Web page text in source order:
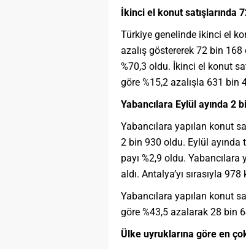
İkinci el konut satışlarında
Türkiye genelinde ikinci el
azalış göstererek 72 bin 168
%70,3 oldu. İkinci el konut
göre %15,2 azalışla 631 bin
Yabancılara Eylül ayında 2
Yabancılara yapılan konut
2 bin 930 oldu. Eylül ayında
payı %2,9 oldu. Yabancılara
aldı. Antalya’yı sırasıyla
Yabancılara yapılan konut
göre %43,5 azalarak 28 bin
Ülke uyruklarına göre en